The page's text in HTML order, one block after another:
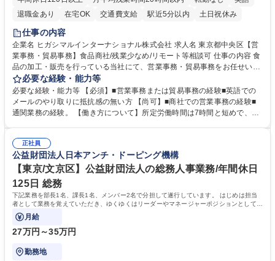
退職金あり
在宅OK 交通費支給 駅近5分以内 土日祝休み
仕事の内容
企業名 ヒガシマルインターナショナル株式会社 求人名 東京都中央区【営
業事務・貿易事務】食品商社/残業少なめ/リモート等相談可 仕事の内容 食
品の加工・販売を行っている当社にて、営業事務・貿易事務をお任せいた
します。営業社員のサポートポジションとして、受発注から海外工場との
調整まで幅広く対応し、当社事業の根幹を支えていただきます。 ■受発注
業務、請求書発行 ■海外工場とのスケジュール調整 ■在庫管理 ■輸入書類
の確認・作成 ■配送手配 ■通関業者を通して行う輸出入業全般 ■倉庫との
ルプロデュースしているため、商品に関わる全ての業務をサポート頂きま
す。 募集職種 東京都中央区【営業事務・貿易事務】食品商社/残業少なめ/
リモート等相談可
必要な経験・能力等
必要な経験・能力等 【必須】■営業事務または貿易事務の経験■英語での
メールのやり取りに抵抗感の無い方 【尚可】■商社での営業事務の経験■
通関業務の経験。 【働き方について】所定労働時間は7時間と短めで、残
の強み】1991年の設立以来、外食産業を中心としたお客様の多様なニー
ズに沿った冷凍水産物等の生産・輸入・販売を一貫して手掛けています。
自社工場と海外拠点の強固な連携によるワンストップサービスが最大の強
みです。 学歴・資格 学歴：大学院 大学 語学力：英語 資格：
正社員
公益財団法人日本アンチ・ドーピング機構
【東京/文京区】公益財団法人の総務人事業務/年間休日
125日 総務
下記業務を部長1名、課長1名、メンバー2名で分担して遂行しています。 はじめは担当
者として業務を覚えていただき、ゆくゆくはリーダーやマネージャーポジションとして活
躍いただくことを期待しています。
月給
27万円～35万円
勤務地